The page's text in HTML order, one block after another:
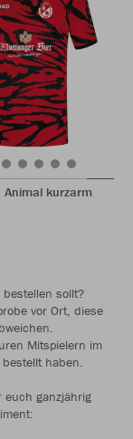
Animal kurzarm
sollt?
vor Ort, diese
Mitspielern im
haben.
euch ganzjährig